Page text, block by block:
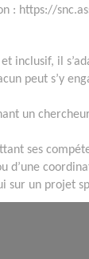
: https://
inclusif, il
peut s’y
un
ses
d’une
sur un projet